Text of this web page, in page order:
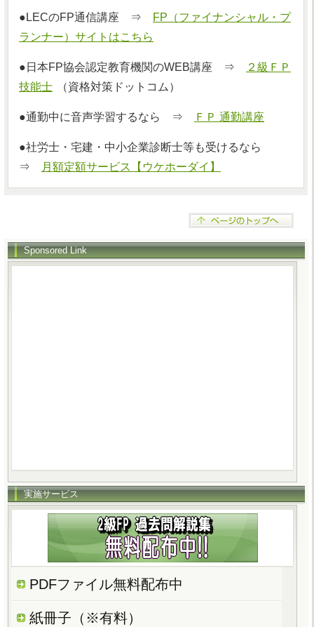
●LECのFP通信講座 ⇒
FP（ファイナンシャル・プ
ランナー）サイトはこちら
●日本FP協会認定教育機関のWEB講座 ⇒
２級ＦＰ
技能士
（資格対策ドットコム）
●通勤中に音声学習するなら ⇒ ＦＰ 通勤講座
●社労士・宅建・中小企業診断士等も受けるなら
⇒
月額定額サービス【ウケホーダイ】
Sponsored Link
実施サービス
PDFファイル無料配布中
紙冊子（※有料）